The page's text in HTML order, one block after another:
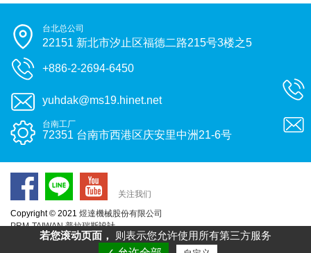
台北总公司
22151 新北市汐止区福德二路215号3楼之5
+886-2-2694-6450
yuhdak@ms19.hinet.net
台南工厂
72351 台南市西港区庆安里中洲21-6号
关注我们
Copyright © 2021 煜達機械股份有限公司
PRM-TAIWAN 普拉瑞斯設計
若您滚动页面，
则表示您允许使用所有第三方服务